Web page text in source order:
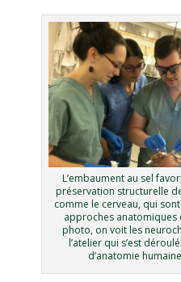
L’embaument au sel
préservation structurelle
comme le cerveau, qui
approches anatomiques
photo, on voit les
l’atelier qui s’est
d’anatomie